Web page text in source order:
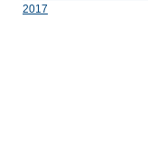
2017